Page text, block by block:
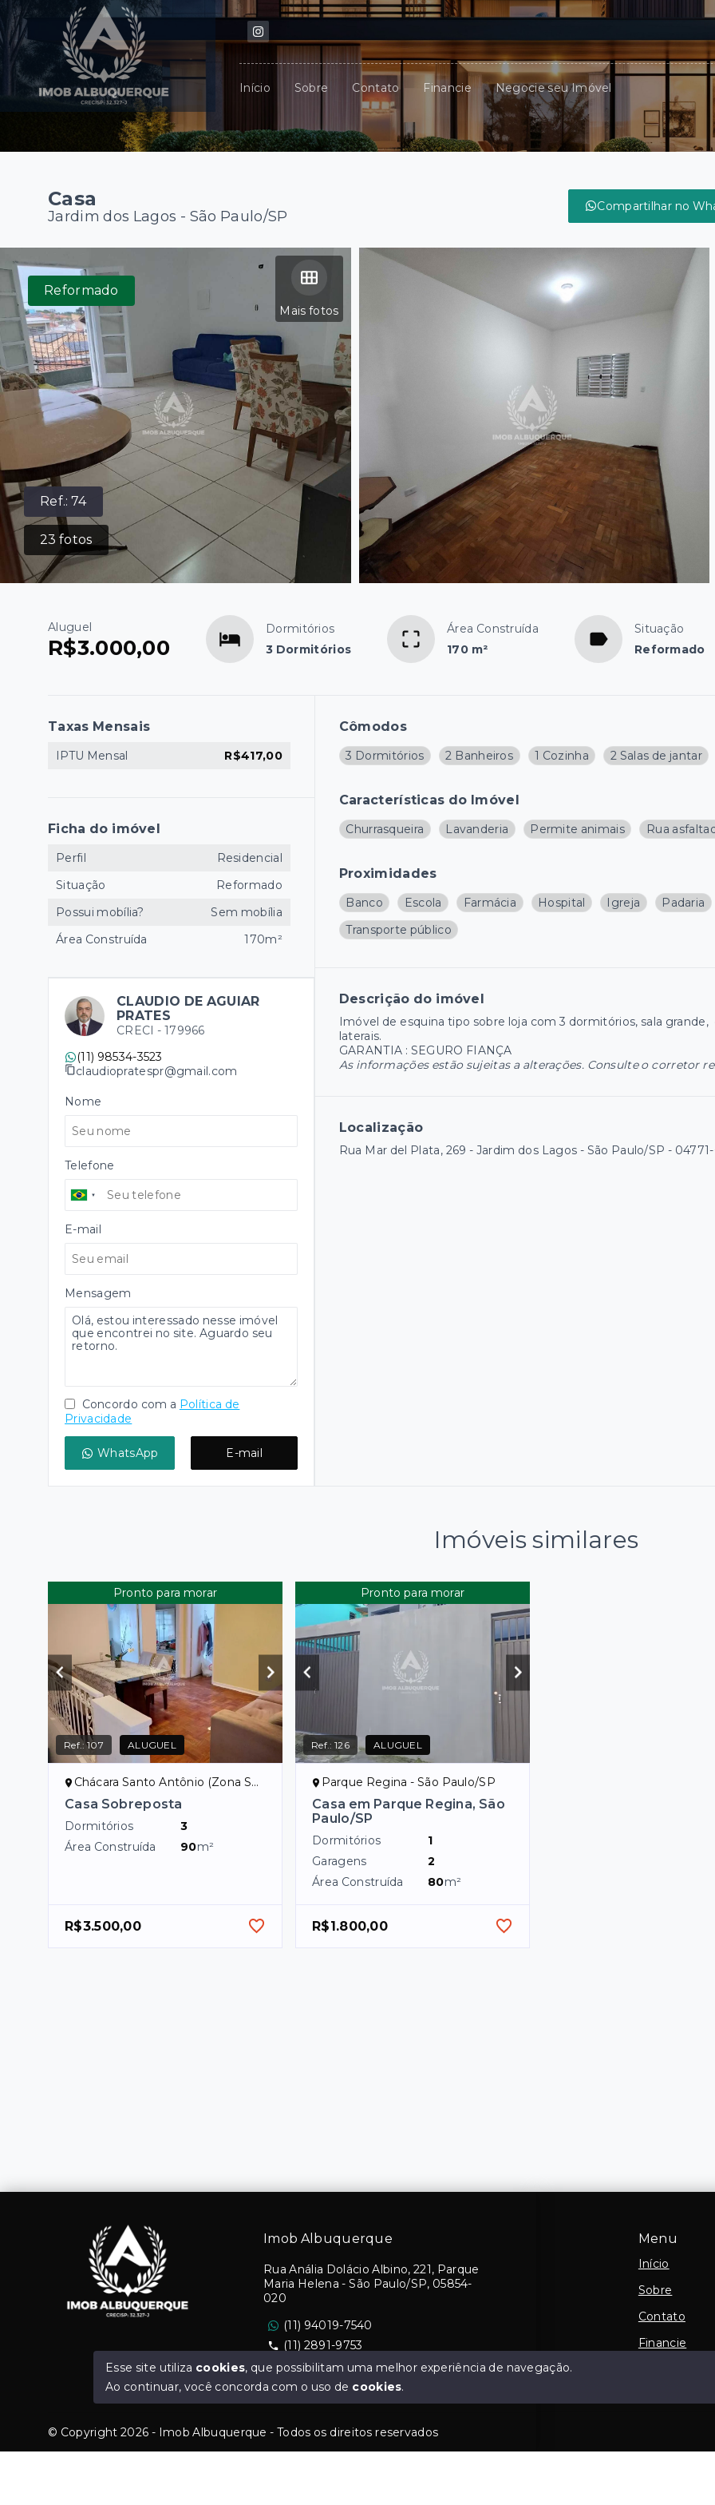
Início Sobre Contato Financie Negocie seu Imóvel
Casa
Jardim dos Lagos - São Paulo/SP
Compartilhar no
Ref.:74
23 fotos
Mais fotos
Reformado
Aluguel
R$3.000,00
Dormitórios
3 Dormitórios
Área Construída
170 m²
Situação
Reformado
Cômodos
3 Dormitórios 2 Banheiros 1 Cozinha 2 Salas de jantar
Características do Imóvel
Churrasqueira Lavanderia Permite animais Rua
Proximidades
Banco Escola Farmácia Hospital Igreja
Padaria
Transporte público
Descrição do imóvel
Imóvel de esquina tipo sobre loja com 3 dormitórios, sala
laterais.
GARANTIA : SEGURO FIANÇA
As informações estão sujeitas a alterações. Consulte o corretor
Localização
Rua Mar del Plata, 269 - Jardim dos Lagos - São Paulo/SP -
Taxas Mensais
IPTU Mensal R$417,00
Ficha do imóvel
Perfil
Residencial
Situação
Reformado
Possui mobília?
Sem mobília
Área Construída
170m²
CLAUDIO DE AGUIAR
PRATES
CRECI - 179966
(11) 98534-3523
claudiopratespr@gmail.com
Nome
Telefone
E-mail
Mensagem
Concordo com a Política de
Privacidade
WhatsApp E-mail
Imóveis similares
Pronto para morar
Ref.:107 ALUGUEL
Chácara Santo Antônio (Zona Sul) - São Paulo/SP
Casa Sobreposta
Dormitórios
3
Área Construída
90m²
R$3.500,00
Pronto para morar
Ref.:126 ALUGUEL
Parque Regina - São Paulo/SP
Casa em Parque Regina, São
Paulo/SP
Dormitórios
1
Garagens
2
Área Construída
80m²
R$1.800,00
Menu
Início
Sobre
Contato
Financie
Imob Albuquerque
Rua Anália Dolácio Albino, 221, Parque
Maria Helena - São Paulo/SP, 05854-
020
(11) 94019-7540
(11) 2891-9753
Ver e-mail
© Copyright 2026 - Imob Albuquerque - Todos os direitos reservados
Esse site utiliza cookies, que possibilitam uma melhor experiência de navegação.
Ao continuar, você concorda com o uso de cookies.